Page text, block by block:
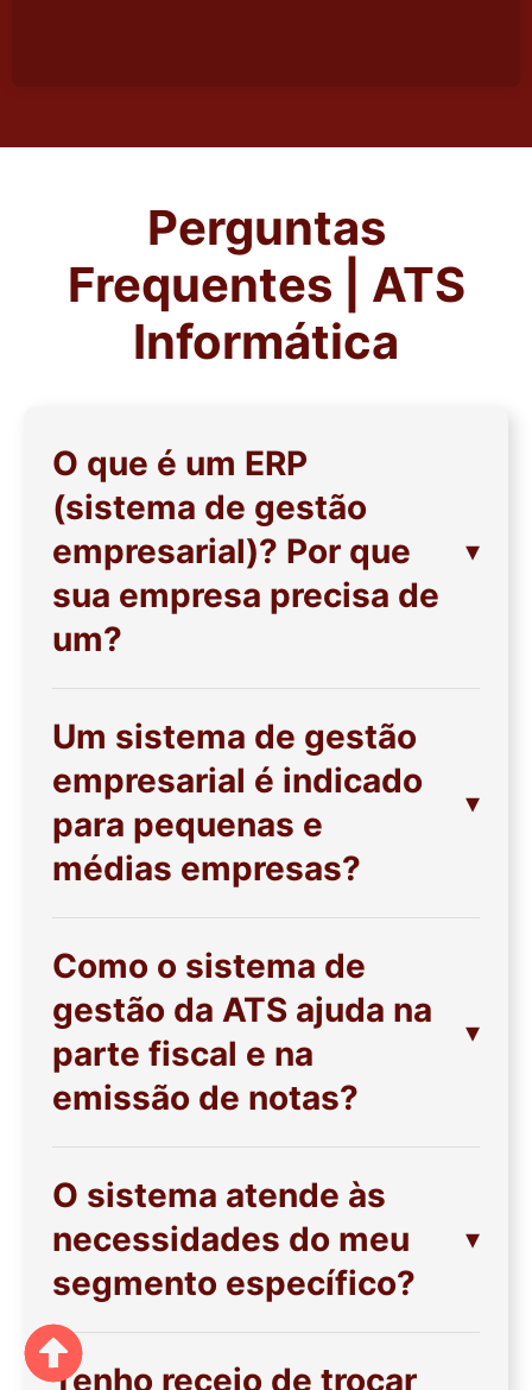
Perguntas
Frequentes | ATS
Informática
O que é um ERP
(sistema de gestão
empresarial)? Por que
sua empresa precisa de
um?
Um sistema de gestão
empresarial é indicado
para pequenas e
médias empresas?
Como o sistema de
gestão da ATS ajuda na
parte fiscal e na
emissão de notas?
O sistema atende às
necessidades do meu
segmento específico?
Tenho receio de trocar